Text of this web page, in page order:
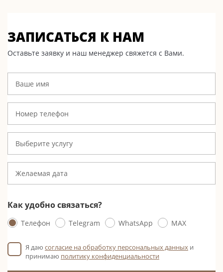
ЗАПИСАТЬСЯ К НАМ
Оставьте заявку и наш менеджер свяжется с Вами.
Выберите услугу
Как удобно связаться?
Телефон Telegram WhatsApp MAX
Я даю согласие на обработку персональных данных и
принимаю политику конфиденциальности